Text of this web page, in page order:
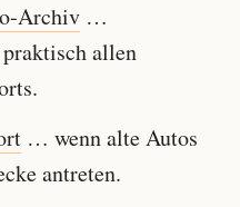
Archiv…
allen
… wenn alte Autos
antreten.